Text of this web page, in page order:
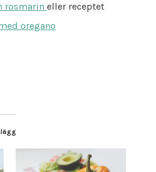
rosmarin eller receptet
oregano